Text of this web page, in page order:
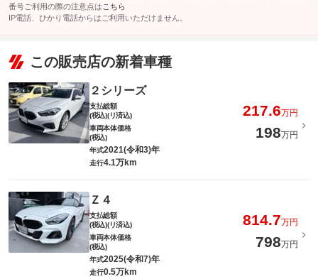
番号ご利用の際の注意点は こちら
IP電話、ひかり電話からはご利用いただけません。
この販売店の新着車種
２シリーズ
支払総額
(税込)(リ済込)
217.6万円
車両本体価格
(税込)
198万円
年式2021(令和3)年
走行4.1万km
Ｚ４
支払総額
(税込)(リ済込)
814.7万円
車両本体価格
(税込)
798万円
年式2025(令和7)年
走行0.5万km